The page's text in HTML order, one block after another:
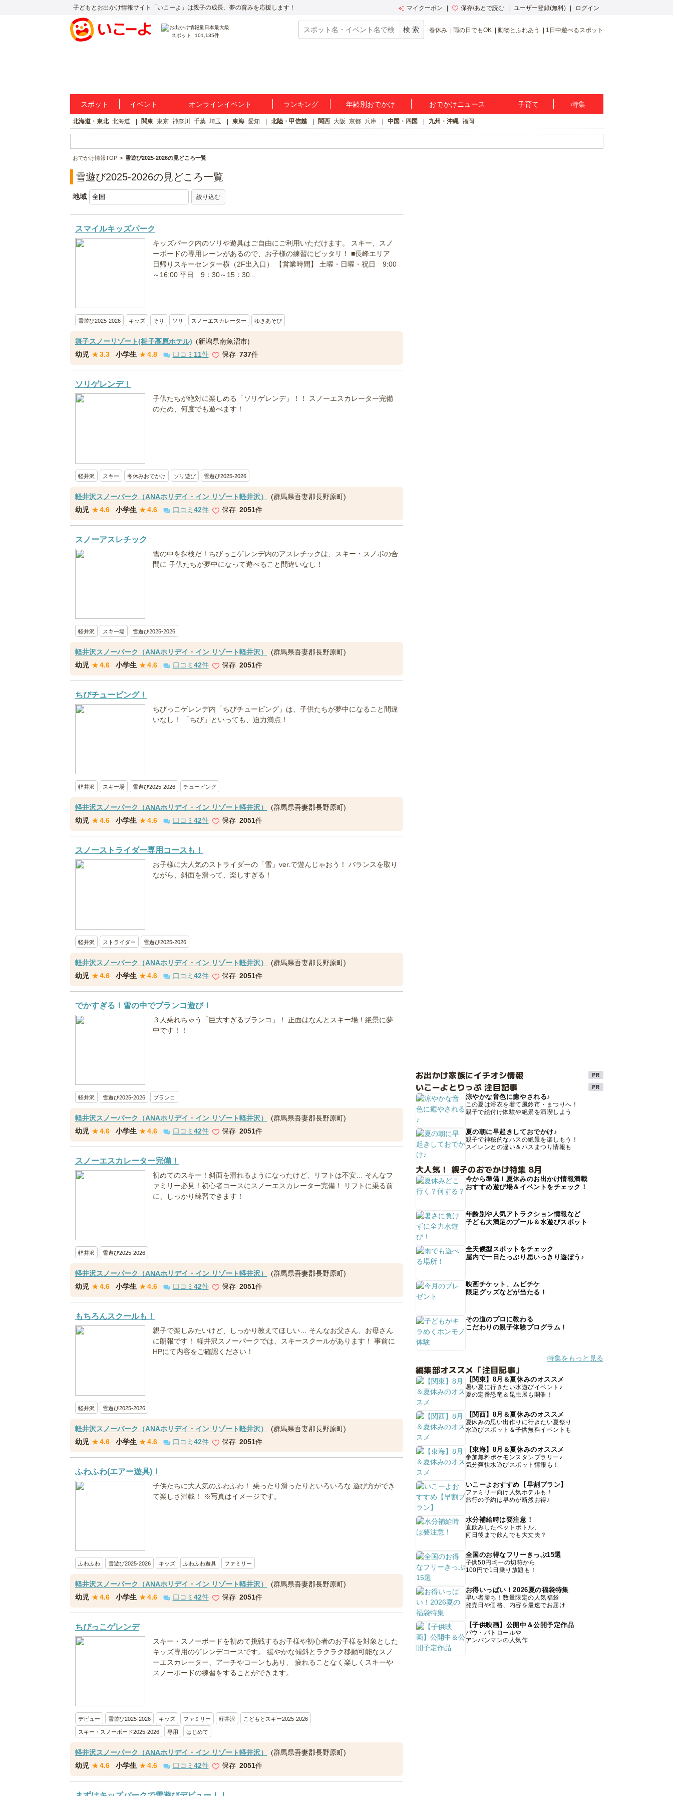
子どもとお出かけ情報サイト「いこーよ」は親子の成長、夢の育みを応援します！ マイクーポン 保存/あとで読む ユーザー登録(無料) ログイン
スポット 101,135件
春休み 雨の日でもOK 動物とふれあう 1日中遊べるスポット
スポット イベント オンラインイベント ランキング 年齢別おでかけ おでかけニュース 子育て 特集
北海道・東北 北海道 関東 東京 神奈川 千葉 埼玉 東海 愛知 北陸・甲信越 関西 大阪 京都 兵庫 中国・四国 九州・沖縄 福岡
おでかけ情報TOP 雪遊び2025-2026の見どころ一覧
雪遊び2025-2026の見どころ一覧
地域
スマイルキッズパーク
キッズパーク内のソリや遊具はご自由にご利用いただけます。 スキー、スノ
ーボードの専用レーンがあるので、お子様の練習にピッタリ！ ■長峰エリア
日帰りスキーセンター横（2F出入口） 【営業時間】 土曜・日曜・祝日 9:00
～16:00 平日 9：30～15：30...
雪遊び2025-2026 キッズ そり ソリ スノーエスカレーター ゆきあそび
舞子スノーリゾート(舞子高原ホテル) (新潟県南魚沼市)
幼児 ★3.3 小学生 ★4.8 口コミ 11件 保存 737件
ソリゲレンデ！
子供たちが絶対に楽しめる「ソリゲレンデ」！！ スノーエスカレーター完備
のため、何度でも遊べます！
軽井沢 スキー 冬休みおでかけ ソリ遊び 雪遊び2025-2026
軽井沢スノーパーク（ANAホリデイ・イン リゾート軽井沢）
(群馬県吾妻郡長野原町)
幼児 ★4.6 小学生 ★4.6 口コミ 42件 保存 2051件
スノーアスレチック
雪の中を探検だ！ちびっこゲレンデ内のアスレチックは、スキー・スノボの合
間に 子供たちが夢中になって遊べること間違いなし！
軽井沢 スキー場 雪遊び2025-2026
軽井沢スノーパーク（ANAホリデイ・イン リゾート軽井沢）
(群馬県吾妻郡長野原町)
幼児 ★4.6 小学生 ★4.6 口コミ 42件 保存 2051件
ちびチュービング！
ちびっこゲレンデ内「ちびチュービング」は、子供たちが夢中になること間違
いなし！ 「ちび」といっても、迫力満点！
軽井沢 スキー場 雪遊び2025-2026 チュービング
軽井沢スノーパーク（ANAホリデイ・イン リゾート軽井沢）
(群馬県吾妻郡長野原町)
幼児 ★4.6 小学生 ★4.6 口コミ 42件 保存 2051件
スノーストライダー専用コースも！
お子様に大人気のストライダーの「雪」ver.で遊んじゃおう！ バランスを取り
ながら、斜面を滑って、楽しすぎる！
軽井沢 ストライダー 雪遊び2025-2026
軽井沢スノーパーク（ANAホリデイ・イン リゾート軽井沢）
(群馬県吾妻郡長野原町)
幼児 ★4.6 小学生 ★4.6 口コミ 42件 保存 2051件
でかすぎる！雪の中でブランコ遊び！
３人乗れちゃう「巨大すぎるブランコ」！ 正面はなんとスキー場！絶景に夢
中です！！
軽井沢 雪遊び2025-2026 ブランコ
軽井沢スノーパーク（ANAホリデイ・イン リゾート軽井沢）
(群馬県吾妻郡長野原町)
幼児 ★4.6 小学生 ★4.6 口コミ 42件 保存 2051件
スノーエスカレーター完備！
初めてのスキー！斜面を滑れるようになったけど、リフトは不安… そんなフ
ァミリー必見！初心者コースにスノーエスカレーター完備！ リフトに乗る前
に、しっかり練習できます！
軽井沢 雪遊び2025-2026
軽井沢スノーパーク（ANAホリデイ・イン リゾート軽井沢）
(群馬県吾妻郡長野原町)
幼児 ★4.6 小学生 ★4.6 口コミ 42件 保存 2051件
もちろんスクールも！
親子で楽しみたいけど、しっかり教えてほしい… そんなお父さん、お母さん
に朗報です！ 軽井沢スノーパークでは、スキースクールがあります！ 事前に
HPにて内容をご確認ください！
軽井沢 雪遊び2025-2026
軽井沢スノーパーク（ANAホリデイ・イン リゾート軽井沢）
(群馬県吾妻郡長野原町)
幼児 ★4.6 小学生 ★4.6 口コミ 42件 保存 2051件
ふわふわ(エアー遊具)！
子供たちに大人気のふわふわ！ 乗ったり滑ったりといろいろな 遊び方ができ
て楽しさ満載！ ※写真はイメージです。
ふわふわ 雪遊び2025-2026 キッズ ふわふわ遊具 ファミリー
軽井沢スノーパーク（ANAホリデイ・イン リゾート軽井沢）
(群馬県吾妻郡長野原町)
幼児 ★4.6 小学生 ★4.6 口コミ 42件 保存 2051件
ちびっこゲレンデ
スキー・スノーボードを初めて挑戦するお子様や初心者のお子様を対象とした
キッズ専用のゲレンデコースです。 緩やかな傾斜とラクラク移動可能なスノ
ーエスカレーター、アーチやコーンもあり、 疲れることなく楽しくスキーや
スノーボードの練習をすることができます。
デビュー 雪遊び2025-2026 キッズ ファミリー 軽井沢 こどもとスキー2025-2026
スキー・スノーボード2025-2026 専用 はじめて
軽井沢スノーパーク（ANAホリデイ・イン リゾート軽井沢）
(群馬県吾妻郡長野原町)
幼児 ★4.6 小学生 ★4.6 口コミ 42件 保存 2051件
お出かけ家族にイチオシ情報
いこーよとりっぷ 注目記事
涼やかな音色に癒やされる♪
この夏は浴衣を着て風鈴市・まつりへ！
親子で絵付け体験や絶景を満喫しよう
夏の朝に早起きしておでかけ♪
親子で神秘的なハスの絶景を楽しもう！
スイレンとの違い＆ハスまつり情報も
大人気！ 親子のおでかけ特集 8月
今から準備！夏休みのお出かけ情報満載
おすすめ遊び場＆イベントをチェック！
年齢別や人気アトラクション情報など
子ども大満足のプール＆水遊びスポット
全天候型スポットをチェック
屋内で一日たっぷり思いっきり遊ぼう♪
映画チケット、ムビチケ
限定グッズなどが当たる！
その道のプロに教わる
こだわりの親子体験プログラム！
特集をもっと見る
編集部オススメ「注目記事」
【関東】8月＆夏休みのオススメ
暑い夏に行きたい水遊びイベント♪
夏の定番恐竜＆昆虫展も開催！
【関西】8月＆夏休みのオススメ
夏休みの思い出作りに行きたい夏祭り
水遊びスポット＆子供無料イベントも
【東海】8月＆夏休みのオススメ
参加無料ポケモンスタンプラリー♪
気分爽快水遊びスポット情報も！
いこーよおすすめ【早割プラン】
ファミリー向け人気ホテルも！
旅行の予約は早めが断然お得♪
水分補給時は要注意！
直飲みしたペットボトル、
何日後まで飲んでも大丈夫？
全国のお得なフリーきっぷ15選
子供50円均一の切符から
100円で1日乗り放題も！
お得いっぱい！2026夏の福袋特集
早い者勝ち！数量限定の人気福袋
発売日や価格、内容を最速でお届け
【子供映画】公開中＆公開予定作品
パウ・パトロールや
アンパンマンの人気作